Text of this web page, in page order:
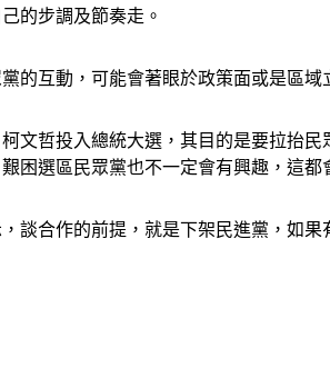
的步調及節奏走。
的互動，可能會著眼於政策面或是區
文哲投入總統大選，其目的是要拉抬
困選區民眾黨也不一定會有興趣，這都
談合作的前提，就是下架民進黨，如